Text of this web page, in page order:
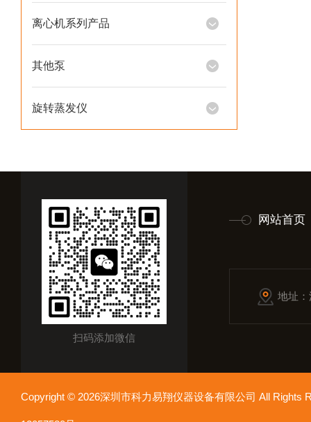
离心机系列产品
其他泵
旋转蒸发仪
扫码添加微信
网站首页
地址
Copyright © 2026深圳市科力易翔仪器设备有限公司 All